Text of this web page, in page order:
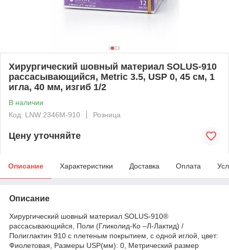
Хирургический шовный материал SOLUS-910
рассасывающийся, Metric 3.5, USP 0, 45 см, 1
игла, 40 мм, изгиб 1/2
В наличии
Код: LNW 2346М-910
Розница
Цену уточняйте
Описание Характеристики Доставка Оплата
Описание
Хирургический шовный материал SOLUS-910®
рассасывающийся, Поли (Гликолид-Ко –Л-Лактид) /
Полиглактин 910 с плетеным покрытием, с одной иглой, цвет:
Фиолетовая, Размеры USP(мм): 0, Метрический размер